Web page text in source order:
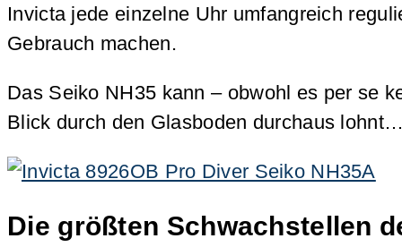
Invicta jede einzelne Uhr umfangreich
Gebrauch machen.
Das Seiko NH35 kann – obwohl es per se
Blick durch den Glasboden durchaus
Die größten Schwachstellen